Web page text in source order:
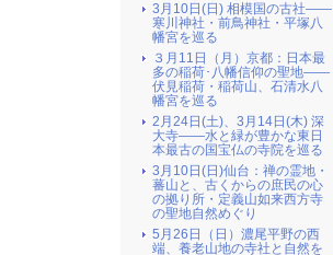
3月10日(日) 相模国の古社――
寒川神社・前鳥神社・平塚八
幡宮を巡る
３月11日（月）京都：日本最
多の稲荷･八幡信仰の聖地――
伏見稲荷・稲荷山、石清水八
幡宮を巡る
2月24日(土)、3月14日(木) 深
大寺――水と緑が豊かな東日
本最古の国宝仏の寺院を巡る
3月10日(日)仙台：禅の霊地・
蕃山と、古くからの庶民の心
の拠り所・定義山如来西方寺
の聖地自然めぐり
5月26日（日）濃尾平野の西
端、養老山地の寺社と自然を